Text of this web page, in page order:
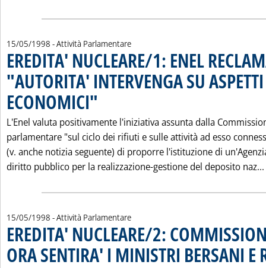
15/05/1998 - Attività Parlamentare
EREDITA' NUCLEARE/1: ENEL
"AUTORITA' INTERVENGA SU ASPETTI
ECONOMICI"
L'Enel valuta positivamente l'iniziativa assunta dalla
parlamentare "sul ciclo dei rifiuti e sulle attività ad esso
(v. anche notizia seguente) di proporre l'istituzione di
diritto pubblico per la realizzazione-gestione del deposito naz...
15/05/1998 - Attività Parlamentare
EREDITA' NUCLEARE/2:
ORA SENTIRA' I MINISTRI BERSANI E